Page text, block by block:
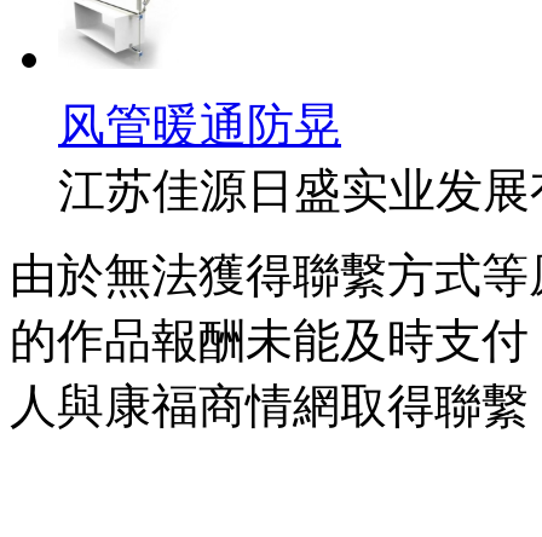
风管暖通防晃
江苏佳源日盛实业发
由於無法獲得聯繫方式
的作品報酬未能及時支
人與康福商情網取得聯繫